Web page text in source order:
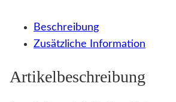
Beschreibung
Zusätzliche Information
Artikelbeschreibung